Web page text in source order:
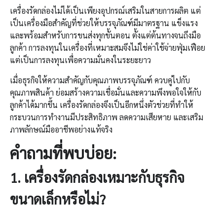
เครื่องรัดกล่องไม่ได้เป็นเพียงอุปกรณ์เสริมในสายการผลิต แต่
เป็นเครื่องมือสำคัญที่ช่วยให้บรรจุภัณฑ์มีมาตรฐาน แข็งแรง
และพร้อมสำหรับการขนส่งทุกขั้นตอน ตั้งแต่ต้นทางจนถึงมือ
ลูกค้า การลงทุนในเครื่องที่เหมาะสมจึงไม่ใช่ค่าใช้จ่ายฟุ่มเฟือย
แต่เป็นการลงทุนเพื่อความมั่นคงในระยะยาว
เมื่อธุรกิจให้ความสำคัญกับคุณภาพบรรจุภัณฑ์ ควบคู่ไปกับ
คุณภาพสินค้า ย่อมสร้างความเชื่อมั่นและความพึงพอใจให้กับ
ลูกค้าได้มากขึ้น เครื่องรัดกล่องจึงเป็นอีกหนึ่งตัวช่วยที่ทำให้
กระบวนการทำงานมีประสิทธิภาพ ลดความเสียหาย และเสริม
ภาพลักษณ์มืออาชีพอย่างแท้จริง
คำถามที่พบบ่อย:
1. เครื่องรัดกล่องเหมาะกับธุรกิจ
ขนาดเล็กหรือไม่?